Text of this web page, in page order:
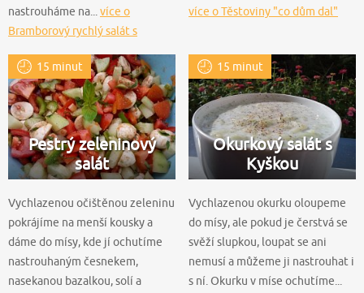
nastrouháme na... více o
Bramborový rychlý salát s
více o Těstoviny "co dům dal"
15 minut
Pestrý zeleninový
salát
Vychlazenou očištěnou zeleninu
pokrájíme na menší kousky a
dáme do mísy, kde jí ochutíme
nastrouhaným česnekem,
nasekanou bazalkou, solí a
15 minut
Okurkový salát s
Kyškou
Vychlazenou okurku oloupeme
do mísy, ale pokud je čerstvá se
svěží slupkou, loupat se ani
nemusí a můžeme ji nastrouhat i
s ní. Okurku v míse ochutíme...